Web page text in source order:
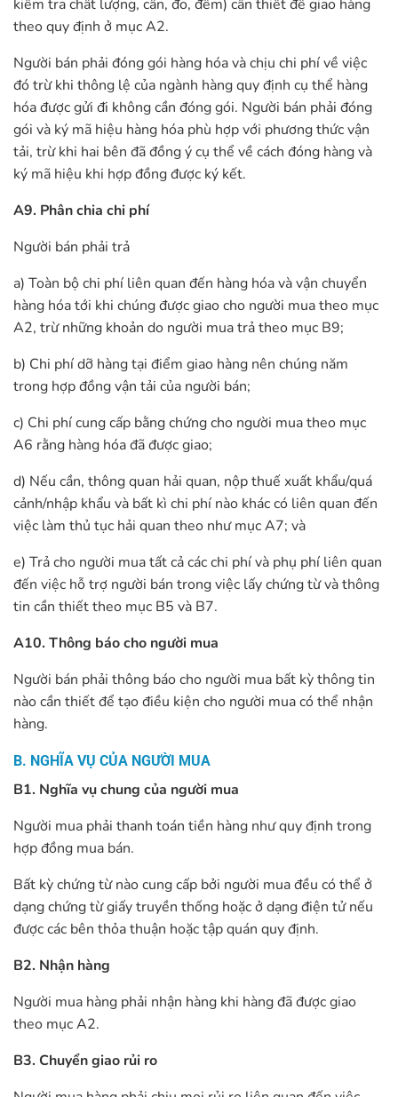
kiểm tra chất lượng, cân, đo, đếm) cần thiết để giao hàng
theo quy định ở mục A2.
Người bán phải đóng gói hàng hóa và chịu chi phí về việc
đó trừ khi thông lệ của ngành hàng quy định cụ thể hàng
hóa được gửi đi không cần đóng gói. Người bán phải đóng
gói và ký mã hiệu hàng hóa phù hợp với phương thức vận
tải, trừ khi hai bên đã đồng ý cụ thể về cách đóng hàng và
ký mã hiệu khi hợp đồng được ký kết.
A9. Phân chia chi phí
Người bán phải trả
a) Toàn bộ chi phí liên quan đến hàng hóa và vận chuyển
hàng hóa tới khi chúng được giao cho người mua theo mục
A2, trừ những khoản do người mua trả theo mục B9;
b) Chi phí dỡ hàng tại điểm giao hàng nên chúng năm
trong hợp đồng vận tải của người bán;
c) Chi phí cung cấp bằng chứng cho người mua theo mục
A6 rằng hàng hóa đã được giao;
d) Nếu cần, thông quan hải quan, nộp thuế xuất khẩu/quá
cảnh/nhập khẩu và bất kì chi phí nào khác có liên quan đến
việc làm thủ tục hải quan theo như mục A7; và
e) Trả cho người mua tất cả các chi phí và phụ phí liên quan
đến việc hỗ trợ người bán trong việc lấy chứng từ và thông
tin cần thiết theo mục B5 và B7.
A10. Thông báo cho người mua
Người bán phải thông báo cho người mua bất kỳ thông tin
nào cần thiết để tạo điều kiện cho người mua có thể nhận
hàng.
B. NGHĨA VỤ CỦA NGƯỜI MUA
B1. Nghĩa vụ chung của người mua
Người mua phải thanh toán tiền hàng như quy định trong
hợp đồng mua bán.
Bất kỳ chứng từ nào cung cấp bởi người mua đều có thể ở
dạng chứng từ giấy truyền thống hoặc ở dạng điện tử nếu
được các bên thỏa thuận hoặc tập quán quy định.
B2. Nhận hàng
Người mua hàng phải nhận hàng khi hàng đã được giao
theo mục A2.
B3. Chuyển giao rủi ro